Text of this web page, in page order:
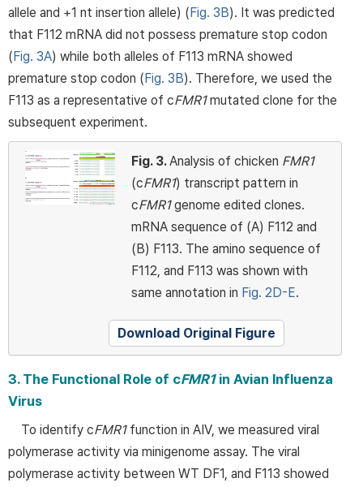
allele and +1 nt insertion allele) (Fig. 3B). It was predicted
that F112 mRNA did not possess premature stop codon
(Fig. 3A) while both alleles of F113 mRNA showed
premature stop codon (Fig. 3B). Therefore, we used the
F113 as a representative of cFMR1mutated clone for the
subsequent experiment.
Fig. 3.Analysis of chicken FMR1
(cFMR1) transcript pattern in
cFMR1genome edited clones.
mRNA sequence of (A) F112 and
(B) F113. The amino sequence of
F112, and F113 was shown with
same annotation in Fig. 2D-E.
Download Original Figure
3. The Functional Role of cFMR1in Avian Influenza
Virus
To identify cFMR1function in AIV, we measured viral
polymerase activity via minigenome assay. The viral
polymerase activity between WT DF1, and F113 showed